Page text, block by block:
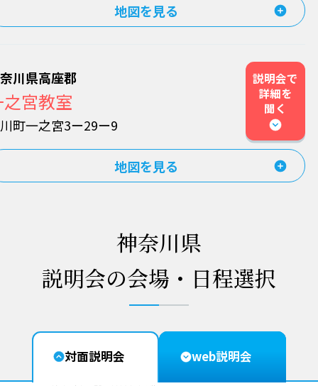
地図を見る
川県高座郡
宮教室
町一之宮3ー29ー9
説明会で
詳細を
聞く
地図を見る
神奈川県
説明会の会場・日程選択
対面説明会 web説明会